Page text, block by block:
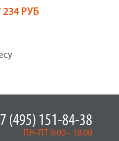
234 РУБ
(495) 151-84-38
ПН-ПТ 9:00 - 18:00